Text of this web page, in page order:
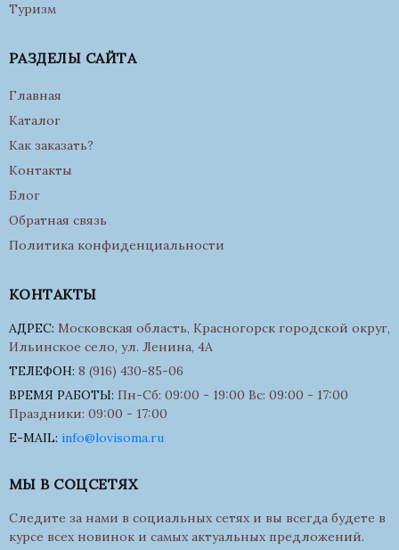
Туризм
РАЗДЕЛЫ САЙТА
Главная
Каталог
Как заказать?
Контакты
Блог
Обратная связь
Политика конфиденциальности
КОНТАКТЫ
АДРЕС: Московская область, Красногорск городской округ,
Ильинское село, ул. Ленина, 4А
ТЕЛЕФОН: 8 (916) 430-85-06
ВРЕМЯ РАБОТЫ: Пн-Сб: 09:00 - 19:00 Вс: 09:00 - 17:00
Праздники: 09:00 - 17:00
E-MAIL: info@lovisoma.ru
МЫ В СОЦСЕТЯХ
Следите за нами в социальных сетях и вы всегда будете в
курсе всех новинок и самых актуальных предложений.